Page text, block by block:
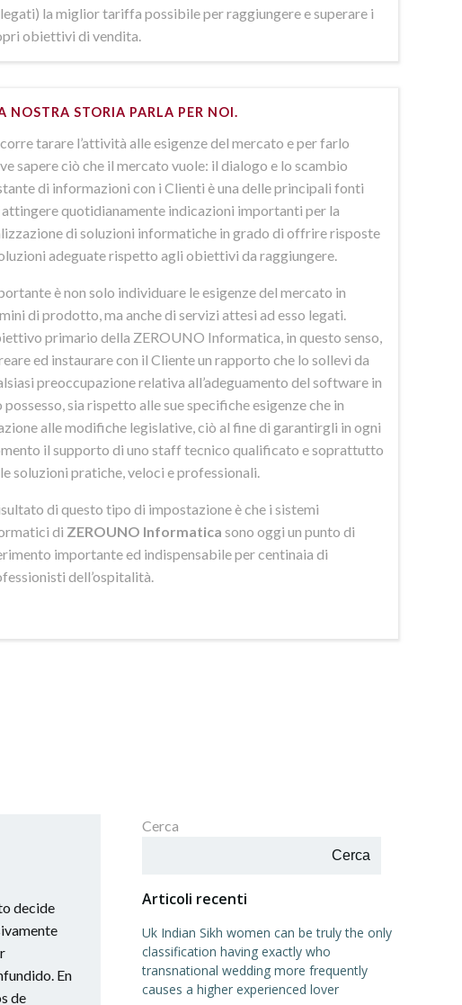
la miglior tariffa possibile per raggiungere e superare i
obiettivi di vendita.
NOSTRA STORIA PARLA PER NOI.
tarare l’attività alle esigenze del mercato e per farlo
sapere ciò che il mercato vuole: il dialogo e lo scambio
di informazioni con i Clienti è una delle principali fonti
quotidianamente indicazioni importanti per la
di soluzioni informatiche in grado di offrire risposte
adeguate rispetto agli obiettivi da raggiungere.
è non solo individuare le esigenze del mercato in
di prodotto, ma anche di servizi attesi ad esso legati.
primario della ZEROUNO Informatica, in questo senso,
ed instaurare con il Cliente un rapporto che lo sollevi da
preoccupazione relativa all’adeguamento del software in
possesso, sia rispetto alle sue specifiche esigenze che in
alle modifiche legislative, ciò al fine di garantirgli in ogni
il supporto di uno staff tecnico qualificato e soprattutto
soluzioni pratiche, veloci e professionali.
di questo tipo di impostazione è che i sistemi
di ZEROUNO Informatica sono oggi un punto di
importante ed indispensabile per centinaia di
dell’ospitalità.
decide
En
de
Cerca
Cerca
Articoli recenti
Uk Indian Sikh women can be truly the only
classification having exactly who
transnational wedding more frequently
causes a higher experienced lover